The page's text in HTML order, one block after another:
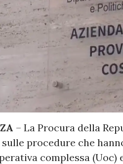
– La Procura della
procedure che
complessa (Uoc)